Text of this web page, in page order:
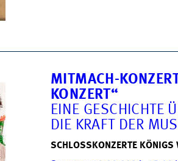
MITMACH-
KONZERT“
EINE GESCHICHTE
DIE KRAFT DER
SCHLOSSKONZERTE KÖNIGS